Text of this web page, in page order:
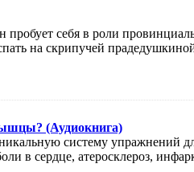
себя в роли
на скрипучей
(Аудиокнига)
систему упражнений
в сердце, атеросклероз,